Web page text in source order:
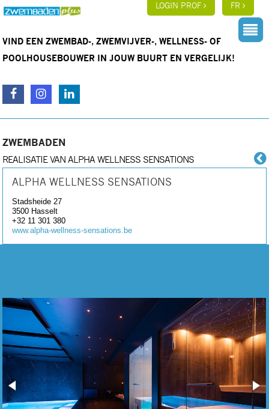
LOGIN PROF FR
VIND EEN ZWEMBAD-, ZWEMVIJVER-, WELLNESS- OF
POOLHOUSEBOUWER IN JOUW BUURT EN VERGELIJK!
ZWEMBADEN
REALISATIE VAN ALPHA WELLNESS SENSATIONS
ALPHA WELLNESS SENSATIONS
Stadsheide 27
3500 Hasselt
+32 11 301 380
www.alpha-wellness-sensations.be